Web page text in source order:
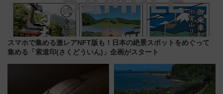
スマホで集める激レアNFT版も！日本の絶景スポットをめぐって
集める「索道印(さくどういん)」企画がスタート